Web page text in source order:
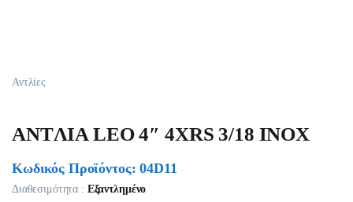
Αντλίες
ANTΛIA LEO 4″ 4XRS 3/18 INOX
Κωδικός Προϊόντος: 04D11
Διαθεσιμότητα : Εξαντλημένο